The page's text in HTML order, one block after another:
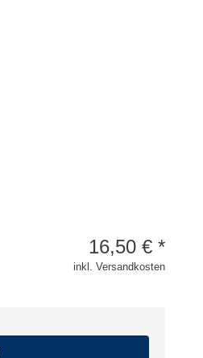
16,50 € *
inkl. Versandkosten